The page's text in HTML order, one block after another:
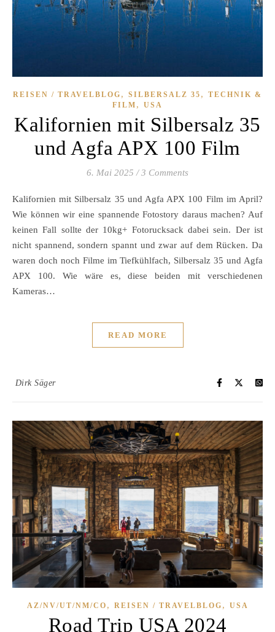
REISEN / TRAVELBLOG , SILBERSALZ 35 , TECHNIK &
FILM , USA
Kalifornien mit Silbersalz 35
und Agfa APX 100 Film
6. Mai 2025 / 3 Comments
Kalifornien mit Silbersalz 35 und Agfa APX 100 Film im April?
Wie können wir eine spannende Fotostory daraus machen? Auf
keinen Fall sollte der 10kg+ Fotorucksack dabei sein. Der ist
nicht spannend, sondern spannt und zwar auf dem Rücken. Da
waren doch noch Filme im Tiefkühlfach, Silbersalz 35 und Agfa
APX 100. Wie wäre es, diese beiden mit verschiedenen
Kameras…
READ MORE
Dirk Säger
AZ/NV/UT/NM/CO , REISEN / TRAVELBLOG , USA
Road Trip USA 2024